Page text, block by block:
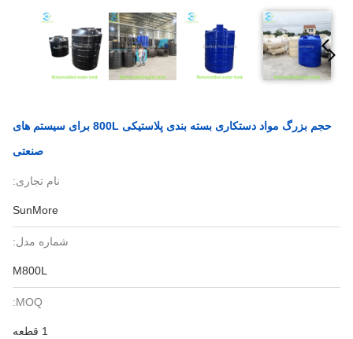
حجم بزرگ مواد دستکاری بسته بندی پلاستیکی 800L برای سیستم های
صنعتی
نام تجاری:
SunMore
شماره مدل:
M800L
MOQ:
1 قطعه